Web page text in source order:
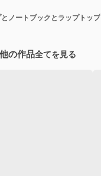
ノートブックとラップトップ
の作品全てを見る